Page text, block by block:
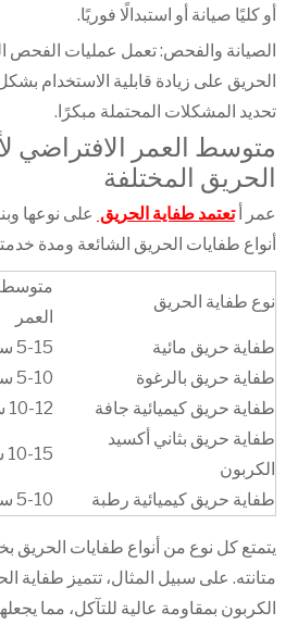
أو كليًا صيانة أو استبدالًا فوريًا.
الصيانة والفحص: تعمل عمليات الفحص
الحريق على زيادة قابلية الاستخدام
تحديد المشكلات المحتملة مبكرًا.
متوسط ​​العمر الافتراضي
الحريق المختلفة
عمر أتعتمد طفاية الحريق على نوعها
أنواع طفايات الحريق الشائعة ومدة
نوع طفاية الحريق
متوسط ​​
العمر
طفاية حريق مائية
5-15 سنة
طفاية حريق بالرغوة
5-10 سنوات
طفاية حريق كيميائية جافة
10-12 سنة
طفاية حريق بثاني أكسيد
الكربون
10-15 سنة
طفاية حريق كيميائية رطبة 5-10 سنوات
يتمتع كل نوع من أنواع طفايات الحريق
متانته. على سبيل المثال، تتميز طفاية
الكربون بمقاومة عالية للتآكل، مما